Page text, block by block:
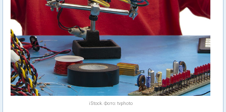
iStock. Фото: tvphoto